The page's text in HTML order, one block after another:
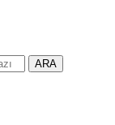
ARA